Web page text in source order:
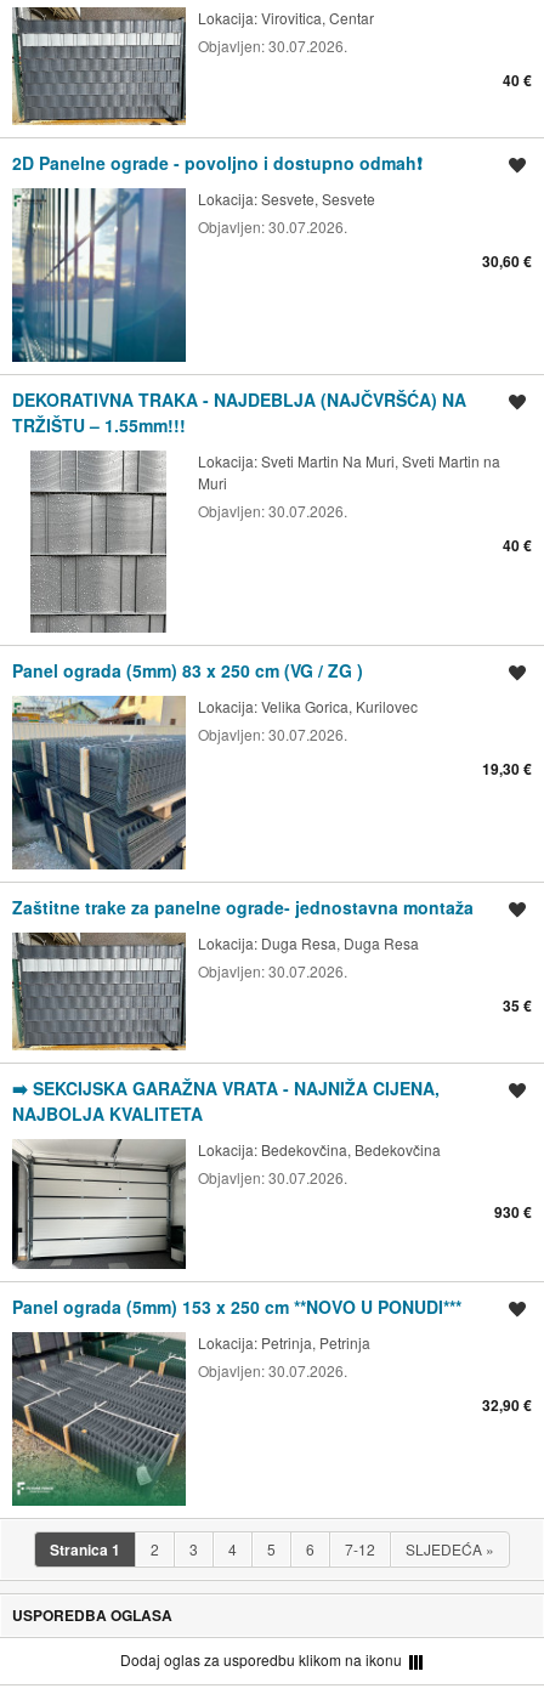
Lokacija:Virovitica, Centar
Objavljen:30.07.2026.
40 €
2D Panelne ograde - povoljno i dostupno odmah❗
Lokacija:Sesvete, Sesvete
Objavljen:30.07.2026.
30,60 €
DEKORATIVNA TRAKA - NAJDEBLJA (NAJČVRŠĆA) NA
TRŽIŠTU – 1.55mm!!!
Lokacija:Sveti Martin Na Muri, Sveti Martin na
Muri
Objavljen:30.07.2026.
40 €
Panel ograda (5mm) 83 x 250 cm (VG / ZG )
Lokacija:Velika Gorica, Kurilovec
Objavljen:30.07.2026.
19,30 €
Zaštitne trake za panelne ograde- jednostavna montaža
Lokacija: Duga Resa, Duga Resa
Objavljen:30.07.2026.
35 €
➡️ SEKCIJSKA GARAŽNA VRATA - NAJNIŽA CIJENA,
NAJBOLJA KVALITETA
Lokacija: Bedekovčina, Bedekovčina
Objavljen:30.07.2026.
930 €
Panel ograda (5mm) 153 x 250 cm **NOVO U PONUDI***
Lokacija: Petrinja, Petrinja
Objavljen:30.07.2026.
32,90 €
Stranica1 2 3 4 5 6 7-12 SLJEDEĆA »
USPOREDBA OGLASA
Dodaj oglas za usporedbu klikom na ikonu